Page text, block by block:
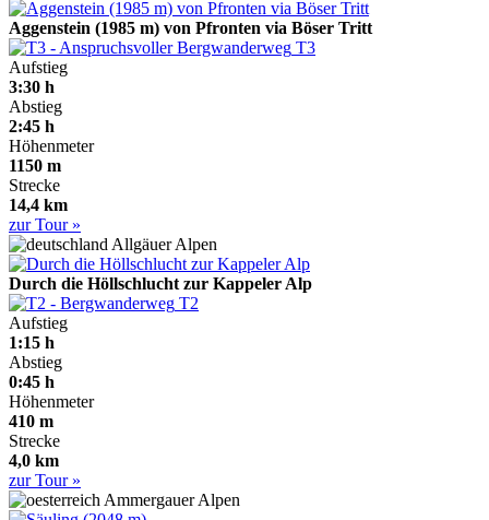
Aggenstein (1985 m) von Pfronten via Böser Tritt
T3
Aufstieg
3:30 h
Abstieg
2:45 h
Höhenmeter
1150 m
Strecke
14,4 km
zur Tour »
Allgäuer Alpen
Durch die Höllschlucht zur Kappeler Alp
T2
Aufstieg
1:15 h
Abstieg
0:45 h
Höhenmeter
410 m
Strecke
4,0 km
zur Tour »
Ammergauer Alpen